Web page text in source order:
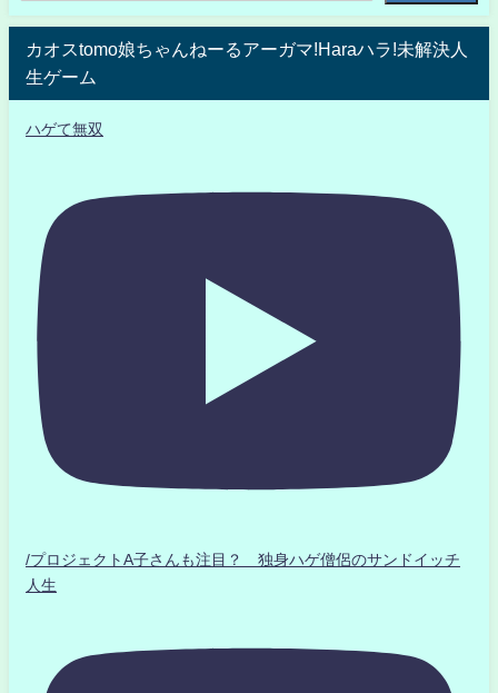
カオスtomo娘ちゃんねーるアーガマ!Haraハラ!未解決人
生ゲーム
ハゲて無双
/プロジェクトA子さんも注目？ 独身ハゲ僧侶のサンドイッチ
人生